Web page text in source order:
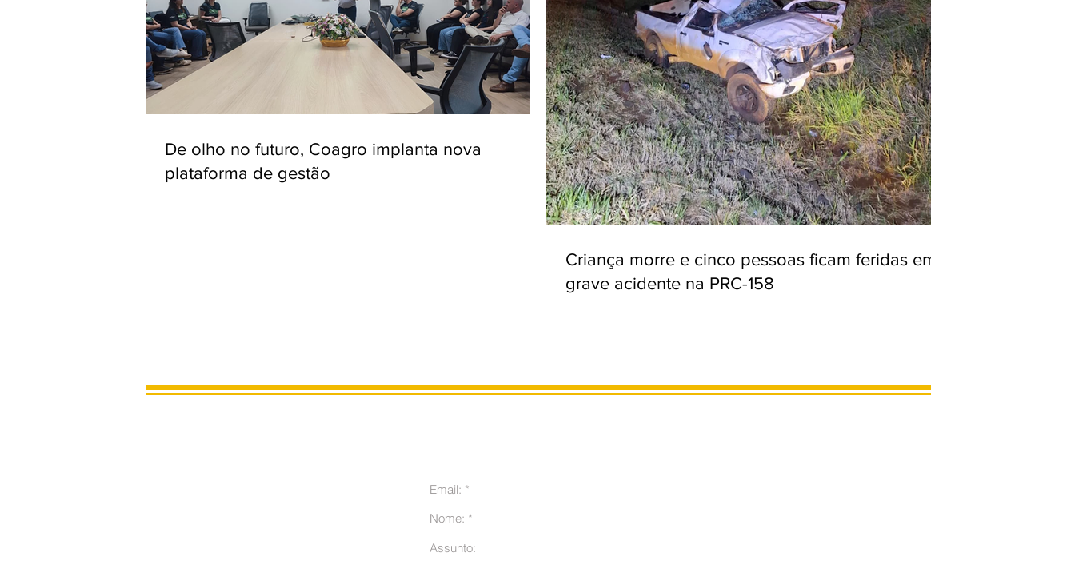
De olho no futuro, Coagro implanta nova
plataforma de gestão
Criança morre e cinco pessoas ficam feridas em
grave acidente na PRC-158